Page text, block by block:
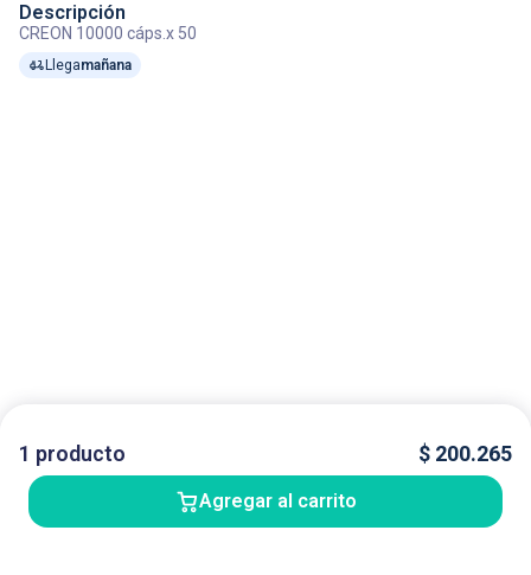
Descripción
CREON 10000 cáps.x 50
Llegamañana
1 producto $ 200.265
Agregar al carrito